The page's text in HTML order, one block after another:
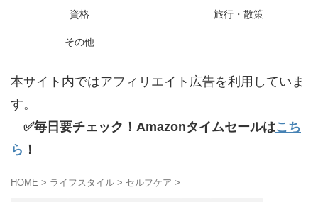
資格 旅行・散策
その他
本サイト内ではアフィリエイト広告を利用していま
す。
✅毎日要チェック！Amazonタイムセールはこち
ら ！
HOME > ライフスタイル > セルフケア >